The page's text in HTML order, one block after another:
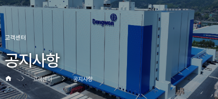
고객센터
공지사항
고객센터 공지사항